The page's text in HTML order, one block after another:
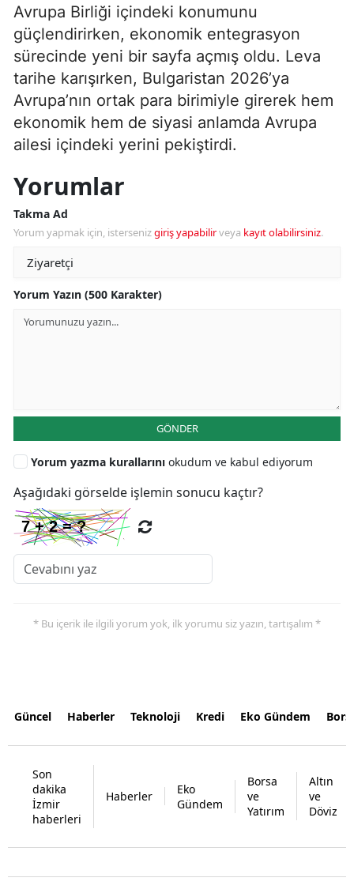
Avrupa Birliği içindeki konumunu
güçlendirirken, ekonomik entegrasyon
sürecinde yeni bir sayfa açmış oldu. Leva
tarihe karışırken, Bulgaristan 2026’ya
Avrupa’nın ortak para birimiyle girerek hem
ekonomik hem de siyasi anlamda Avrupa
ailesi içindeki yerini pekiştirdi.
Yorumlar
Takma Ad
Yorum yapmak için, istersenizgiriş yapabilirveya kayıt olabilirsiniz.
Yorum Yazın (500 Karakter)
GÖNDER
Yorum yazma kurallarını okudum ve kabul ediyorum
Aşağıdaki görselde işlemin sonucu kaçtır?
* Bu içerik ile ilgili yorum yok, ilk yorumu siz yazın, tartışalım *
Güncel Haberler Teknoloji Kredi Eko Gündem
Son
dakika
İzmir
haberleri
Haberler
Eko
Gündem
Borsa
ve
Yatırım
Altın
ve
Döviz